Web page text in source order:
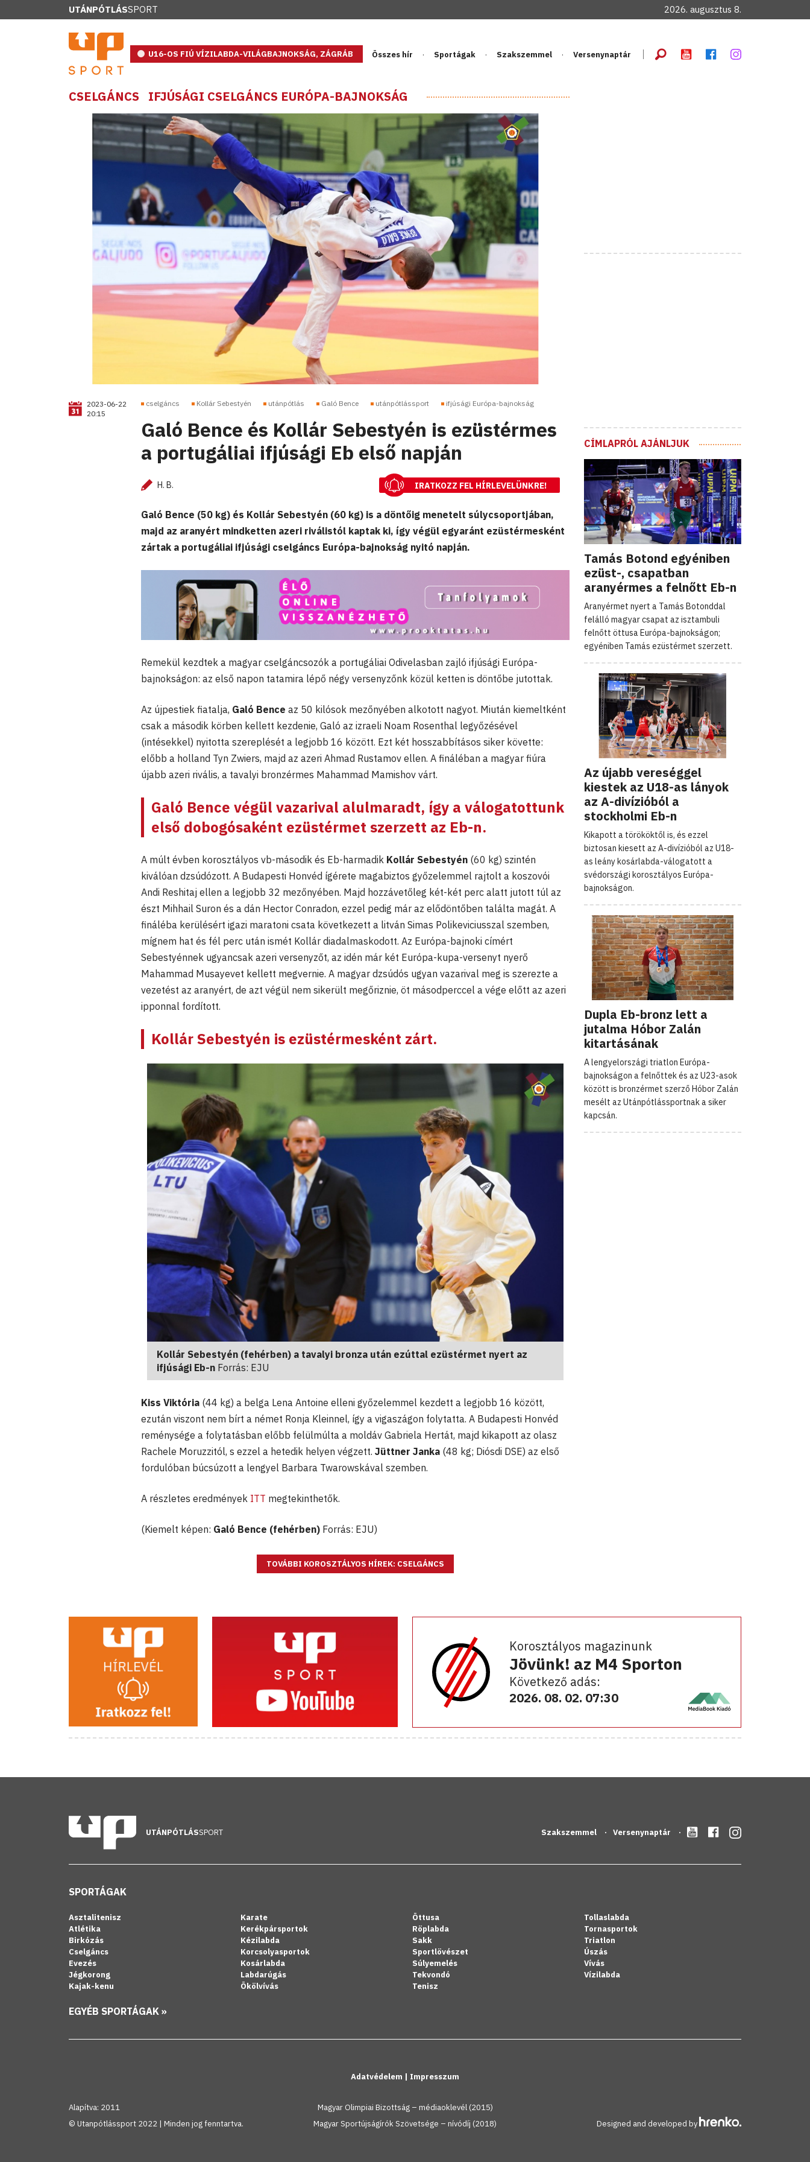
UTÁNPÓTLÁSSPORT 2026. augusztus 8.
U16-OS FIÚ VÍZILABDA-VILÁGBAJNOKSÁG, ZÁGRÁB Összes hír Sportágak Szakszemmel Versenynaptár
CSELGÁNCS IFJÚSÁGI CSELGÁNCS EURÓPA-BAJNOKSÁG
2023-06-22
20:15
cselgáncs Kollár Sebestyén utánpótlás Galó Bence utánpótlássport ifjúsági Európa-bajnokság
Galó Bence és Kollár Sebestyén is ezüstérmes
a portugáliai ifjúsági Eb első napján
H. B. IRATKOZZ FEL HÍRLEVELÜNKRE!
Galó Bence (50 kg) és Kollár Sebestyén (60 kg) is a döntőig menetelt súlycsoportjában,
majd az aranyért mindketten azeri riválistól kaptak ki, így végül egyaránt ezüstérmesként
zártak a portugáliai ifjúsági cselgáncs Európa-bajnokság nyitó napján.
Remekül kezdtek a magyar cselgáncsozók a portugáliai Odivelasban zajló ifjúsági Európa-
bajnokságon: az első napon tatamira lépő négy versenyzőnk közül ketten is döntőbe jutottak.
Az újpestiek fiatalja, Galó Bence az 50 kilósok mezőnyében alkotott nagyot. Miután kiemeltként
csak a második körben kellett kezdenie, Galó az izraeli Noam Rosenthal legyőzésével
(intésekkel) nyitotta szereplését a legjobb 16 között. Ezt két hosszabbításos siker követte:
előbb a holland Tyn Zwiers, majd az azeri Ahmad Rustamov ellen. A fináléban a magyar fiúra
újabb azeri rivális, a tavalyi bronzérmes Mahammad Mamishov várt.
Galó Bence végül vazarival alulmaradt, így a válogatottunk
első dobogósaként ezüstérmet szerzett az Eb-n.
A múlt évben korosztályos vb-második és Eb-harmadik Kollár Sebestyén (60 kg) szintén
kiválóan dzsúdózott. A Budapesti Honvéd ígérete magabiztos győzelemmel rajtolt a koszovói
Andi Reshitaj ellen a legjobb 32 mezőnyében. Majd hozzávetőleg két-két perc alatt jutott túl az
észt Mihhail Suron és a dán Hector Conradon, ezzel pedig már az elődöntőben találta magát. A
fináléba kerülésért igazi maratoni csata következett a litván Simas Polikeviciusszal szemben,
mígnem hat és fél perc után ismét Kollár diadalmaskodott. Az Európa-bajnoki címért
Sebestyénnek ugyancsak azeri versenyzőt, az idén már két Európa-kupa-versenyt nyerő
Mahammad Musayevet kellett megvernie. A magyar dzsúdós ugyan vazarival meg is szerezte a
vezetést az aranyért, de azt végül nem sikerült megőriznie, öt másodperccel a vége előtt az azeri
ipponnal fordított.
Kollár Sebestyén is ezüstérmesként zárt.
Kollár Sebestyén (fehérben) a tavalyi bronza után ezúttal ezüstérmet nyert az
ifjúsági Eb-n Forrás: EJU
Kiss Viktória (44 kg) a belga Lena Antoine elleni győzelemmel kezdett a legjobb 16 között,
ezután viszont nem bírt a német Ronja Kleinnel, így a vigaszágon folytatta. A Budapesti Honvéd
reménysége a folytatásban előbb felülmúlta a moldáv Gabriela Hertát, majd kikapott az olasz
Rachele Moruzzitól, s ezzel a hetedik helyen végzett. Jüttner Janka (48 kg; Diósdi DSE) az első
fordulóban búcsúzott a lengyel Barbara Twarowskával szemben.
A részletes eredmények ITT megtekinthetők.
(Kiemelt képen: Galó Bence (fehérben) Forrás: EJU)
TOVÁBBI KOROSZTÁLYOS HÍREK: CSELGÁNCS
CÍMLAPRÓL AJÁNLJUK
Tamás Botond egyéniben
ezüst-, csapatban
aranyérmes a felnőtt Eb-n
Aranyérmet nyert a Tamás Botonddal
felálló magyar csapat az isztambuli
felnőtt öttusa Európa-bajnokságon;
egyéniben Tamás ezüstérmet szerzett.
Az újabb vereséggel
kiestek az U18-as lányok
az A-divízióból a
stockholmi Eb-n
Kikapott a törököktől is, és ezzel
biztosan kiesett az A-divízióból az U18-
as leány kosárlabda-válogatott a
svédországi korosztályos Európa-
bajnokságon.
Dupla Eb-bronz lett a
jutalma Hóbor Zalán
kitartásának
A lengyelországi triatlon Európa-
bajnokságon a felnőttek és az U23-asok
között is bronzérmet szerző Hóbor Zalán
mesélt az Utánpótlássportnak a siker
kapcsán.
Korosztályos magazinunk
Jövünk! az M4 Sporton
Következő adás:
2026. 08. 02. 07:30
UTÁNPÓTLÁSSPORT Szakszemmel Versenynaptár
SPORTÁGAK
Asztalitenisz
Atlétika
Birkózás
Cselgáncs
Evezés
Jégkorong
Kajak-kenu
Karate
Kerékpársportok
Kézilabda
Korcsolyasportok
Kosárlabda
Labdarúgás
Ökölvívás
Öttusa
Röplabda
Sakk
Sportlövészet
Súlyemelés
Tekvondó
Tenisz
Tollaslabda
Tornasportok
Triatlon
Úszás
Vívás
Vízilabda
EGYÉB SPORTÁGAK »
Adatvédelem | Impresszum
Alapítva: 2011
© Utanpótlássport 2022 | Minden jog fenntartva.
Magyar Olimpiai Bizottság – médiaoklevél (2015)
Magyar Sportújságírók Szövetsége – nívódíj (2018)
Designed and developed by